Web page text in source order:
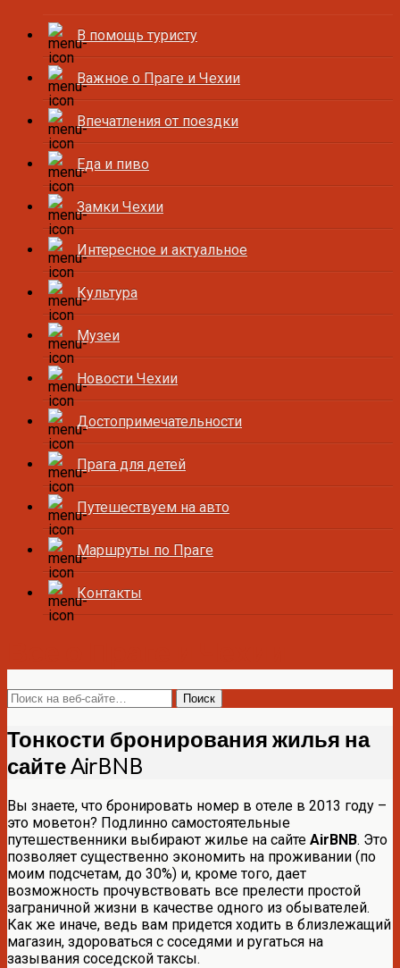
В помощь туристу
Важное о Праге и Чехии
Впечатления от поездки
Еда и пиво
Замки Чехии
Интересное и актуальное
Культура
Музеи
Новости Чехии
Достопримечательности
Прага для детей
Путешествуем на авто
Маршруты по Праге
Контакты
Тонкости бронирования жилья на
сайте AirBNB
Вы знаете, что бронировать номер в отеле в 2013 году –
это моветон? Подлинно самостоятельные
путешественники выбирают жилье на сайте AirBNB. Это
позволяет существенно экономить на проживании (по
моим подсчетам, до 30%) и, кроме того, дает
возможность прочувствовать все прелести простой
заграничной жизни в качестве одного из обывателей.
Как же иначе, ведь вам придется ходить в близлежащий
магазин, здороваться с соседями и ругаться на
зазывания соседской таксы.